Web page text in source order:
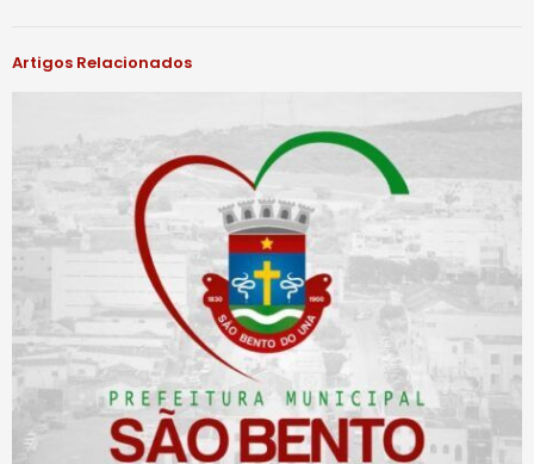
Artigos Relacionados